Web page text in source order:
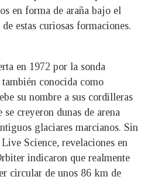
en forma de araña bajo el
estas curiosas formaciones.
en 1972 por la sonda
conocida como
su nombre a sus cordilleras
creyeron dunas de arena
glaciares marcianos. Sin
Science, revelaciones en
indicaron que realmente
circular de unos 86 km de